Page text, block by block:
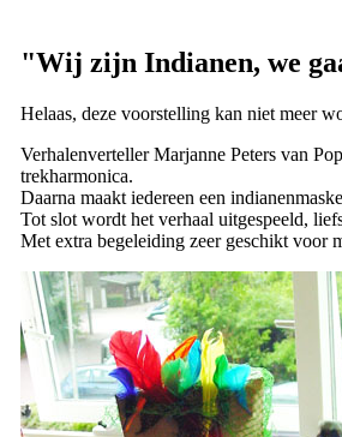
"Wij zijn Indianen, we
Helaas, deze voorstelling kan niet meer
Verhalenverteller Marjanne Peters van
trekharmonica.
Daarna maakt iedereen een
Tot slot wordt het verhaal uitgespeeld,
Met extra begeleiding zeer geschikt voor